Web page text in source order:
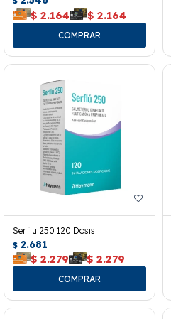
$ 2.164 $ 2.164
Serflu 250 120 Dosis.
$ 2.681
$ 2.279 $ 2.279